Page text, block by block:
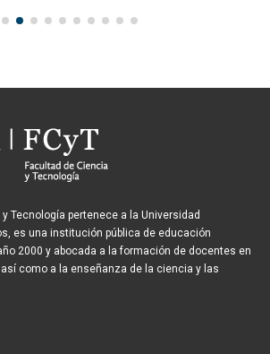
Tecnología pertenece a la Universidad
es una institución pública de educación
2000 y abocada a la formación de docentes en
como a la enseñanza de la ciencia y las